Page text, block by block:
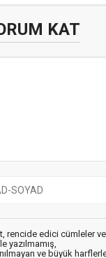
KAT
rencide edici cümleler
yazılmamış,
ve büyük